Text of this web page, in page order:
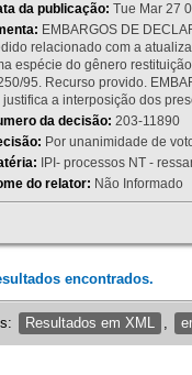
da publicação: Tue Mar 27
EMBARGOS DE
relacionado com a
espécie do gênero
95. Recurso provido.
justifica a interposição dos
da decisão: 203-11890
Por unanimidade de
IPI- processos NT -
do relator: Não Informado
encontrados.
Resultados em XML